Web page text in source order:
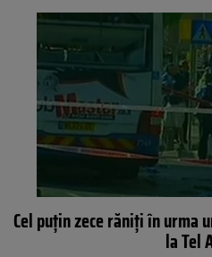
Cel puţin zece răniţi în urma
la Tel